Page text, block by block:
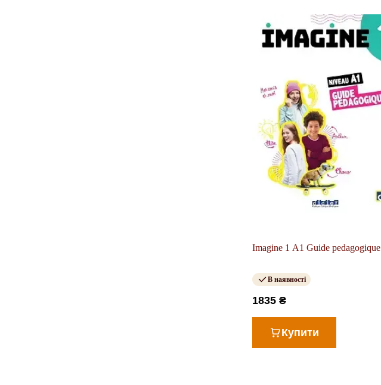
Imagine 1 A1 Guide pedagogique
В наявності
1835 ₴
Купити